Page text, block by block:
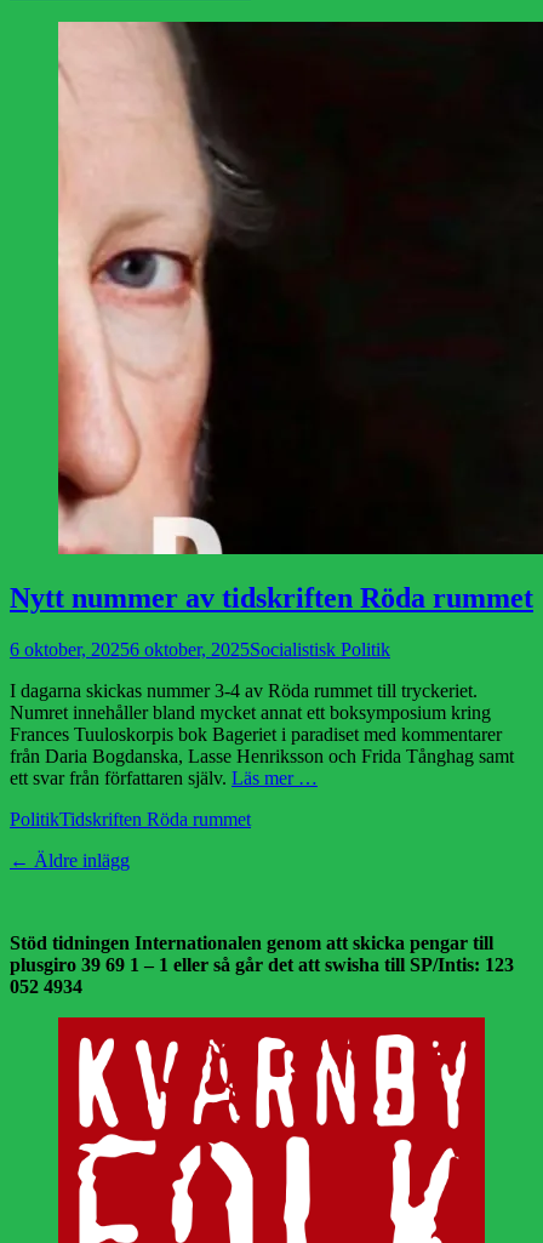
Nytt nummer av tidskriften Röda rummet
Publicerad
6 oktober, 20256 oktober, 2025Författare
Socialistisk Politik
I dagarna skickas nummer 3-4 av Röda rummet till tryckeriet.
Numret innehåller bland mycket annat ett boksymposium kring
Frances Tuuloskorpis bok Bageriet i paradiset med kommentarer
från Daria Bogdanska, Lasse Henriksson och Frida Tånghag samt
ett svar från författaren själv. Läs mer …
Kategorier
PolitikEtiketter
Tidskriften Röda rummet
Inläggsnavigering
← Äldre inlägg
Stöd tidningen Internationalen genom att skicka pengar till
plusgiro 39 69 1 – 1 eller så går det att swisha till SP/Intis: 123
052 4934